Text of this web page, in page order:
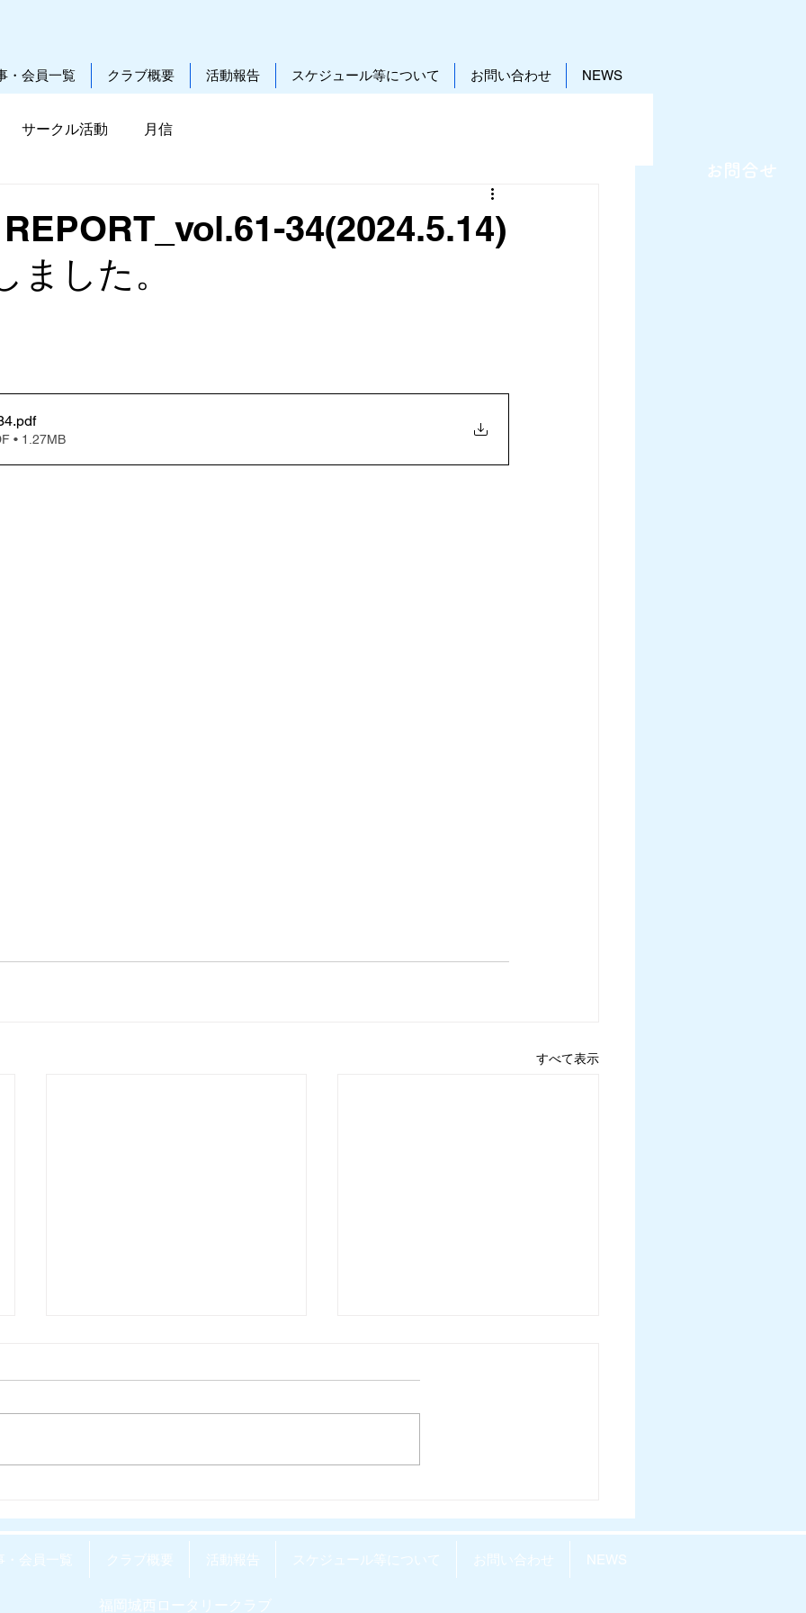
お問合せ
・会員一覧 クラブ概要 活動報告 スケジュール等について お問い合わせ NEWS
サークル活動 月信
34(2024.5.14)
ました。
.pdf
• 1.27MB
すべて表示
た。
た。
・会員一覧 クラブ概要 活動報告 スケジュール等について お問い合わせ NEWS
福岡城西ロータリークラブ